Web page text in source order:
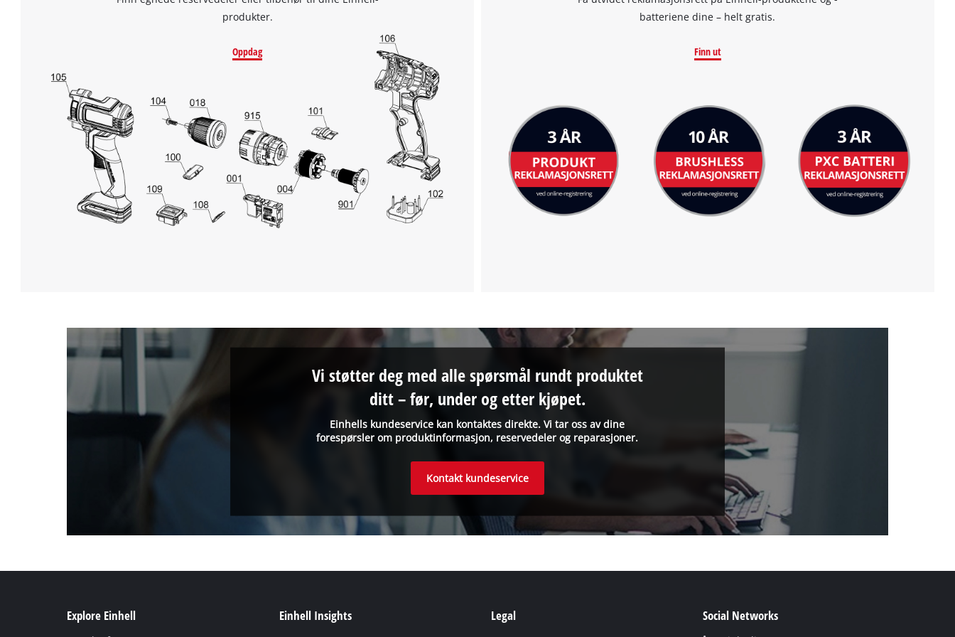
produkter.
Oppdag
batteriene dine – helt gratis.
Finn ut
Einhells kundeservice kan kontaktes direkte. Vi tar oss av dine
forespørsler om produktinformasjon, reservedeler og reparasjoner.
Vi støtter deg med alle spørsmål rundt produktet
ditt – før, under og etter kjøpet.
Kontakt kundeservice
Explore Einhell Einhell Insights Legal Social Networks